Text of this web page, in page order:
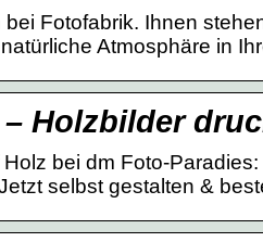
Fotofabrik. Ihnen
Atmosphäre in
Holzbilder
bei dm Foto-
selbst gestalten &